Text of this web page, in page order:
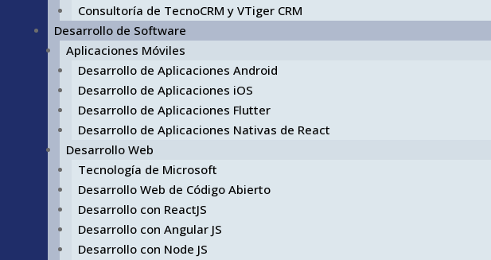
Consultoría de TecnoCRM y VTiger CRM
Desarrollo de Software
Aplicaciones Móviles
Desarrollo de Aplicaciones Android
Desarrollo de Aplicaciones iOS
Desarrollo de Aplicaciones Flutter
Desarrollo de Aplicaciones Nativas de React
Desarrollo Web
Tecnología de Microsoft
Desarrollo Web de Código Abierto
Desarrollo con ReactJS
Desarrollo con Angular JS
Desarrollo con Node JS